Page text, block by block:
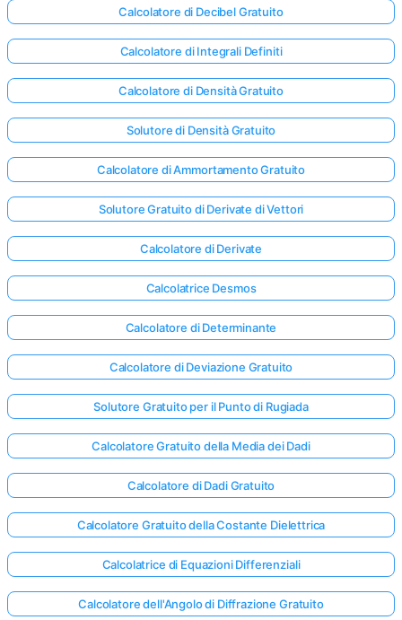
Calcolatore di Decibel Gratuito
Calcolatore di Integrali Definiti
Calcolatore di Densità Gratuito
Solutore di Densità Gratuito
Calcolatore di Ammortamento Gratuito
Solutore Gratuito di Derivate di Vettori
Calcolatore di Derivate
Calcolatrice Desmos
Calcolatore di Determinante
Calcolatore di Deviazione Gratuito
Solutore Gratuito per il Punto di Rugiada
Calcolatore Gratuito della Media dei Dadi
Calcolatore di Dadi Gratuito
Calcolatore Gratuito della Costante Dielettrica
Calcolatrice di Equazioni Differenziali
Calcolatore dell'Angolo di Diffrazione Gratuito